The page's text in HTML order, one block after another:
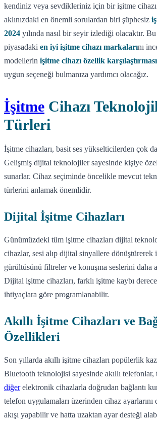
kendiniz veya sevdikleriniz için bir işitme cihazı
aklınızdaki en önemli sorulardan biri şüphesiz
2024 yılında nasıl bir seyir izlediği olacaktır.
piyasadaki en iyi işitme cihazı markalarını
modellerin işitme cihazı özellik karşılaştırması
uygun seçeneği bulmanıza yardımcı olacağız.
İşitme Cihazı
Türleri
İşitme cihazları, basit ses yükselticilerden çok
Gelişmiş dijital teknolojiler sayesinde kişiye
sunarlar. Cihaz seçiminde öncelikle mevcut
türlerini anlamak önemlidir.
Dijital İşitme Cihazları
Günümüzdeki tüm işitme cihazları dijital
cihazlar, sesi alıp dijital sinyallere dönüştürerek
gürültüsünü filtreler ve konuşma seslerini daha
Dijital işitme cihazları, farklı işitme kaybı
ihtiyaçlara göre programlanabilir.
Akıllı İşitme Cihazları ve
Özellikleri
Son yıllarda akıllı işitme cihazları popülerlik
Bluetooth teknolojisi sayesinde akıllı
diğerelektronik cihazlarla doğrudan bağlantı
telefon uygulamaları üzerinden cihaz ayarlarını
akışı yapabilir ve hatta uzaktan ayar desteği